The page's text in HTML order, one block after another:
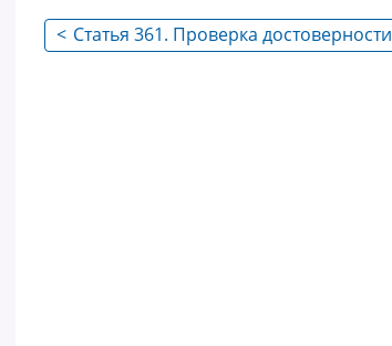
< Статья 361. Проверка достоверности